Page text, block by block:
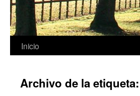
Saltar
contenido
Inicio
Archivo de la etiqueta: